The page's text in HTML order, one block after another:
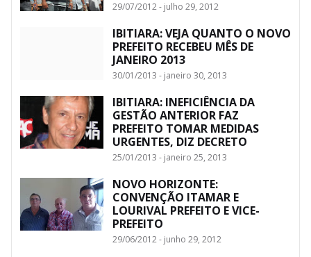
29/07/2012 - julho 29, 2012
IBITIARA: VEJA QUANTO O NOVO
PREFEITO RECEBEU MÊS DE
JANEIRO 2013
30/01/2013 - janeiro 30, 2013
IBITIARA: INEFICIÊNCIA DA
GESTÃO ANTERIOR FAZ
PREFEITO TOMAR MEDIDAS
URGENTES, DIZ DECRETO
25/01/2013 - janeiro 25, 2013
NOVO HORIZONTE:
CONVENÇÃO ITAMAR E
LOURIVAL PREFEITO E VICE-
PREFEITO
29/06/2012 - junho 29, 2012